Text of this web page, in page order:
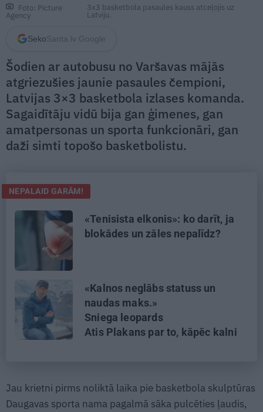
Foto: Picture
Agency
3x3 basketbola pasaules kauss atceļojis uz
Latviju.
Seko Santa.lv Google
Šodien ar autobusu no Varšavas mājās
atgriezušies jaunie pasaules čempioni,
Latvijas 3×3 basketbola izlases komanda.
Sagaidītāju vidū bija gan ģimenes, gan
amatpersonas un sporta funkcionāri, gan
daži simti topošo basketbolistu.
NEPALAID GARĀM!
«Tenisista elkonis»: ko darīt, ja
blokādes un zāles nepalīdz?
«Kalnos neglābs statuss un
naudas maks.»
Sniega leopards
Atis Plakans par to, kāpēc kalni
Jau krietni pirms noliktā laika pie basketbola skulptūras
Daugavas sporta nama pagalmā sāka pulcēties ļaudis,